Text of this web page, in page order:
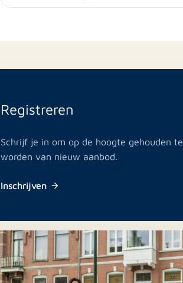
Registreren
Schrijf je in om op de hoogte gehouden te
worden van nieuw aanbod.
Inschrijven